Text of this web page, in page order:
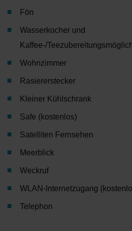
Fön
Wasserkocher und
Kaffee-/
Wohnzimmer
Rasiererstecker
Kleiner Kühlschrank
Safe (kostenlos)
Satelliten Fernsehen
Meerblick
Weckruf
WLAN-Internetzugang
Telephon